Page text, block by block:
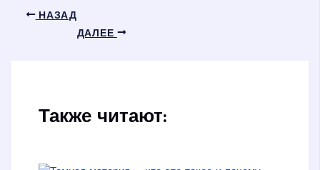
НАЗАД
ДАЛЕЕ
Также читают: